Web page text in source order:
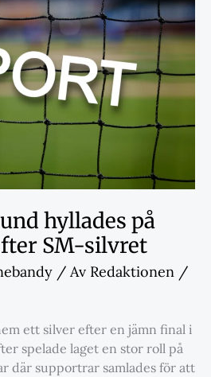
hyllades på
SM-silvret
/ Av Redaktionen /
ett silver efter en jämn final i
spelade laget en stor roll på
där supportrar samlades för att